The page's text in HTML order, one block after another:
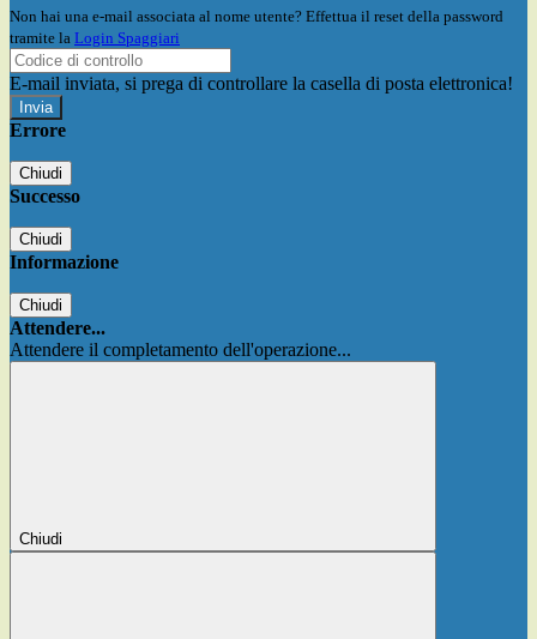
Non hai una e-mail associata al nome utente? Effettua il reset della password
tramite la Login Spaggiari
E-mail inviata, si prega di controllare la casella di posta elettronica!
Errore
Chiudi
Successo
Chiudi
Informazione
Chiudi
Attendere...
Attendere il completamento dell'operazione...
Chiudi